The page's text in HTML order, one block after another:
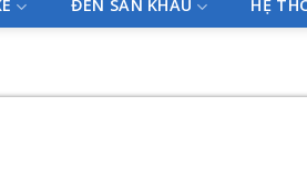
ĐÈN SÂN KHẤU HỆ